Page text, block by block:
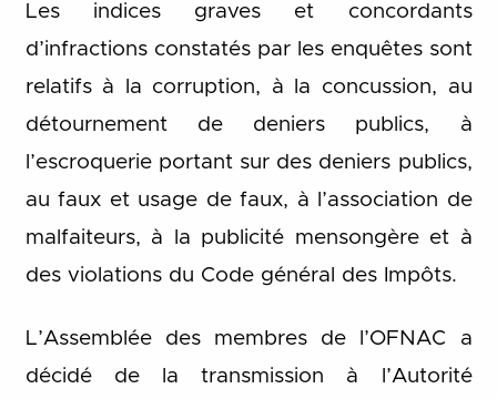
Les indices graves et concordants
d’infractions constatés par les enquêtes sont
relatifs à la corruption, à la concussion, au
détournement de deniers publics, à
l’escroquerie portant sur des deniers publics,
au faux et usage de faux, à l’association de
malfaiteurs, à la publicité mensongère et à
des violations du Code général des Impôts.
L’Assemblée des membres de l’OFNAC a
décidé de la transmission à l’Autorité